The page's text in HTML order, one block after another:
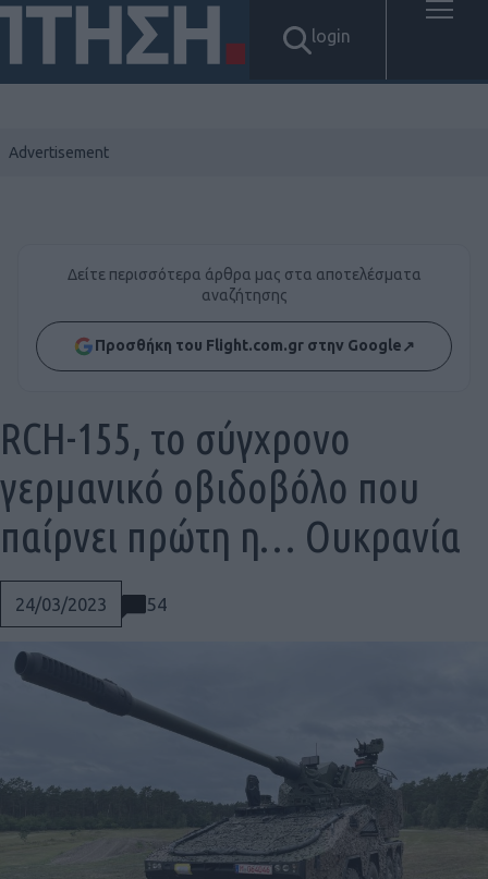
login
Δείτε περισσότερα άρθρα μας στα αποτελέσματα
αναζήτησης
Προσθήκη του Flight.com.gr στην Google↗
24/03/2023 54
RCH-155, το σύγχρονο
γερμανικό οβιδοβόλο που
παίρνει πρώτη η… Ουκρανία